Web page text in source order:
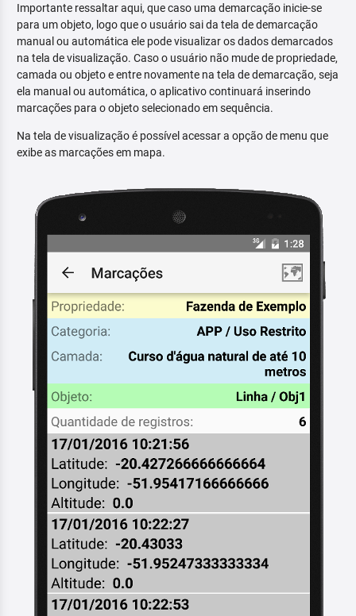
Importante ressaltar aqui, que caso uma demarcação inicie-se
para um objeto, logo que o usuário sai da tela de demarcação
manual ou automática ele pode visualizar os dados demarcados
na tela de visualização. Caso o usuário não mude de propriedade,
camada ou objeto e entre novamente na tela de demarcação, seja
ela manual ou automática, o aplicativo continuará inserindo
marcações para o objeto selecionado em sequência.
Na tela de visualização é possível acessar a opção de menu que
exibe as marcações em mapa.